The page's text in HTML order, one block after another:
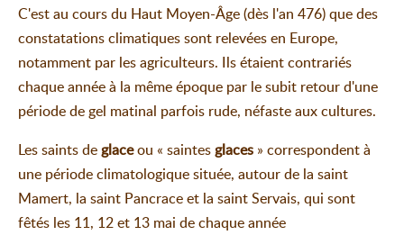
C'est au cours du Haut Moyen-Âge (dès l'an 476) que des
constatations climatiques sont relevées en Europe,
notamment par les agriculteurs. Ils étaient contrariés
chaque année à la même époque par le subit retour d'une
période de gel matinal parfois rude, néfaste aux cultures.
Les saints de glaceou « saintes glaces » correspondent à
une période climatologique située, autour de la saint
Mamert, la saint Pancrace et la saint Servais, qui sont
fêtés les 11, 12 et 13 mai de chaque année